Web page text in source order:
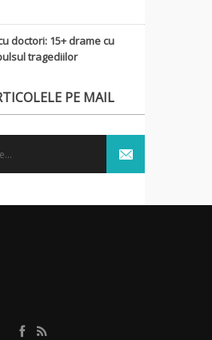
doctori: 15+ drame cu
tragediilor
PE MAIL